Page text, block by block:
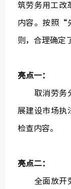
筑劳务用工改
内容。按照“
则，合理确定
亮点一：
取消劳务分
展建设市场执
检查内容。
亮点二：
全面放开劳